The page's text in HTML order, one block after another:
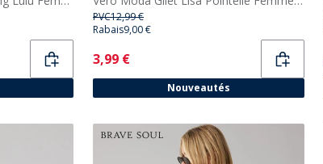
PVC12,99 €
Rabais9,00 €
Current
3,99 €
Nouveautés